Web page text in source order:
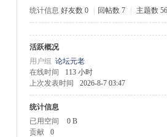
统计信息 好友数 0 回帖数 7 主题数
活跃概况
用户组 论坛元老
在线时间
113 小时
上次发表时间
2026-8-7 03:47
统计信息
已用空间
0 B
贡献
0